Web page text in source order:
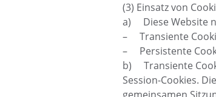
(3) Einsatz von
a) Diese Website
– Transiente
– Persistente
b) Transiente
Session-Cookies.